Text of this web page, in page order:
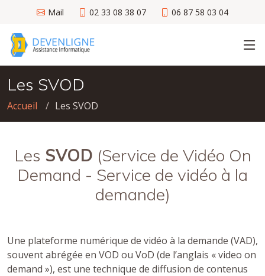
Mail 02 33 08 38 07 06 87 58 03 04
Les SVOD
Accueil Les SVOD
Les SVOD (Service de Vidéo On
Demand - Service de vidéo à la
demande)
Une plateforme numérique de vidéo à la demande (VAD),
souvent abrégée en VOD ou VoD (de l’anglais « video on
demand »), est une technique de diffusion de contenus